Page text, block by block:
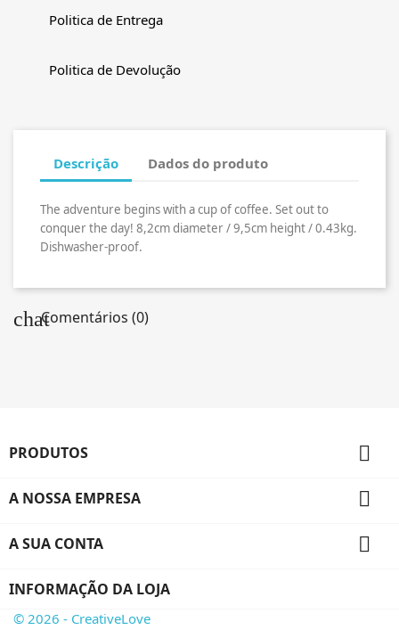
Politica de Entrega
Politica de Devolução
Descrição Dados do produto
The adventure begins with a cup of coffee. Set out to
conquer the day! 8,2cm diameter / 9,5cm height / 0.43kg.
Dishwasher-proof.
chatComentários (0)
PRODUTOS 
A NOSSA EMPRESA 
A SUA CONTA 
INFORMAÇÃO DA LOJA
© 2026 - CreativeLove